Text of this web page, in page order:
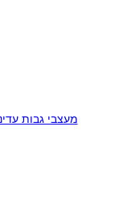
מעצבי גבות